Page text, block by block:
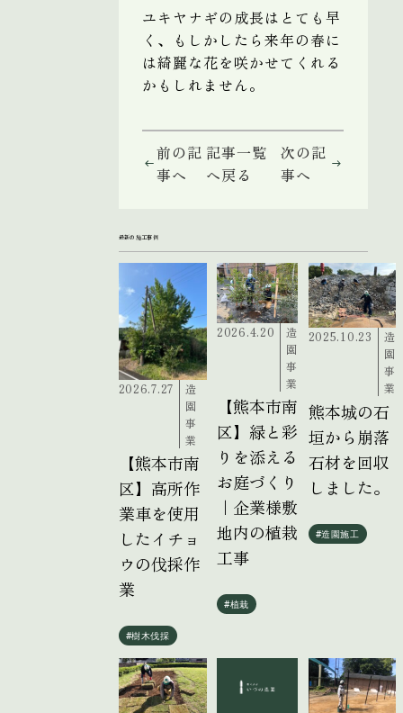
ユキヤナギの成長はとても早
く、もしかしたら来年の春に
は綺麗な花を咲かせてくれる
かもしれません。
前の記
事へ
記事一覧
へ戻る
次の記
事へ
最新の施工事例
2026.7.27
造
園
事
業
【熊本市南
区】高所作
業車を使用
したイチョ
ウの伐採作
業
#樹木伐採
2026.4.20
造
園
事
業
【熊本市南
区】緑と彩
りを添える
お庭づくり
｜企業様敷
地内の植栽
工事
#植栽
2025.10.23
造
園
事
業
熊本城の石
垣から崩落
石材を回収
しました。
#造園施工